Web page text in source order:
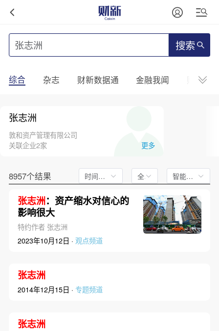
搜索
综合 杂志 财新数据通 金融我闻 财新
张志洲
敦和资产管理有限公司
关联企业2家
更多
8957个结果 时间不限 全文 智能排序
张志洲：资产缩水对信心的
影响很大
特约作者 张志洲
2023年10月12日 · 观点频道
张志洲
2014年12月15日 · 专题频道
张志洲